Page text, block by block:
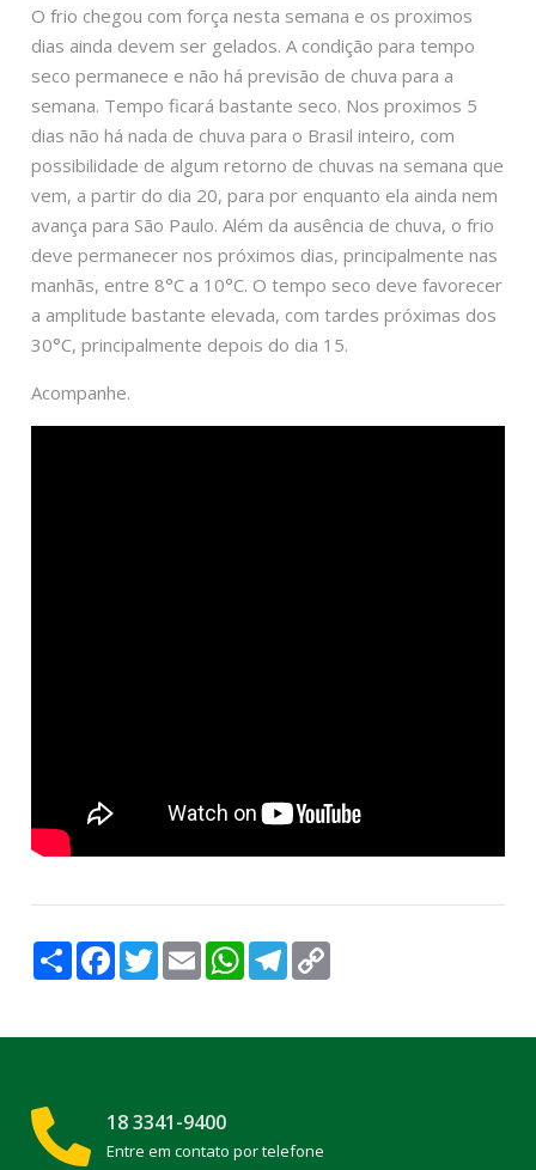
O frio chegou com força nesta semana e os proximos
dias ainda devem ser gelados. A condição para tempo
seco permanece e não há previsão de chuva para a
semana. Tempo ficará bastante seco. Nos proximos 5
dias não há nada de chuva para o Brasil inteiro, com
possibilidade de algum retorno de chuvas na semana que
vem, a partir do dia 20, para por enquanto ela ainda nem
avança para São Paulo. Além da ausência de chuva, o frio
deve permanecer nos próximos dias, principalmente nas
manhãs, entre 8°C a 10°C. O tempo seco deve favorecer
a amplitude bastante elevada, com tardes próximas dos
30°C, principalmente depois do dia 15.
Acompanhe.
Compartilhar
Facebook
TwitterEmail WhatsApp
Telegram
18 3341-9400
Entre em contato por telefone